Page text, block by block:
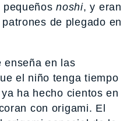
pequeñosnoshi, y eran
de plegado en
enseña en las
el niño tenga tiempo
ha hecho cientos en
con origami. El